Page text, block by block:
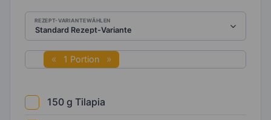
REZEPT-VARIANTE WÄHLEN
1 Portion
150 g Tilapia